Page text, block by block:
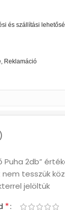
és szállítási
Reklamáció
Puha 2db”
tesszük
jelöltük
*